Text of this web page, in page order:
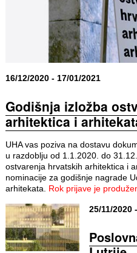
16/12/2020 - 17/01/2021
Godišnja izložba
arhitektica i
UHA vas poziva na dostavu
u razdoblju od 1.1.2020. do
ostvarenja hrvatskih arhitektica i
nominacije za godišnje nagrade
arhitekata. Rok prijave je
25/11/2020